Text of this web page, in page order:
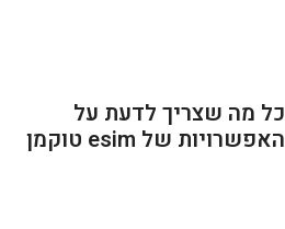
כל מה שצריך לדעת על
האפשרויות של esim טוקמן